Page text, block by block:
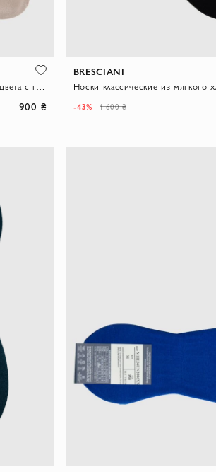
Хлопковые носки светло-бежевого цвета с гладкой текстурой
900 ₴
BRESCIANI
-43% 1 600 ₴